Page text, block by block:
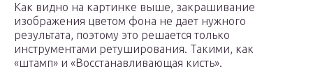
Как видно на картинке выше, закрашивание
изображения цветом фона не дает нужного
результата, поэтому это решается только
инструментами ретуширования. Такими, как
«штамп» и «Восстанавливающая кисть».